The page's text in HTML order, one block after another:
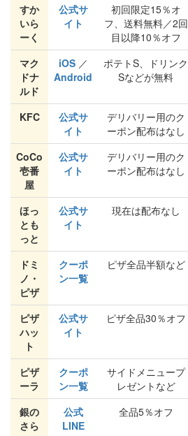
すか
いら
ーく
公式サ
イト
初回限定15％オ
フ、送料無料／2回
目以降10％オフ
マク
ドナ
ルド
iOS ／
Android
ポテトS、ドリンク
Sなどが無料
KFC
公式サ
イト
デリバリー用のク
ーポン配布はなし
CoCo
壱番
屋
公式サ
イト
デリバリー用のク
ーポン配布はなし
ほっ
とも
っと
公式サ
イト
現在は配布なし
ドミ
ノ・
ピザ
クーポ
ン一覧
ピザ全品半額など
ピザ
ハッ
ト
公式サ
イト
ピザ全品30％オフ
ピザ
ーラ
クーポ
ン一覧
サイドメニュープ
レゼントなど
銀の
さら
公式
LINE
全品5％オフ